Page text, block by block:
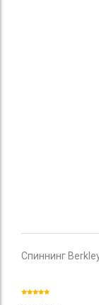
Спиннинг